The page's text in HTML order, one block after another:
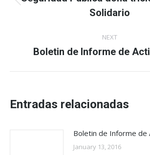
Previous
post:
Solidario
NEXT
Next
Boletin de Informe de
Entradas relacionadas
Boletin de Informe de
January 13, 2016